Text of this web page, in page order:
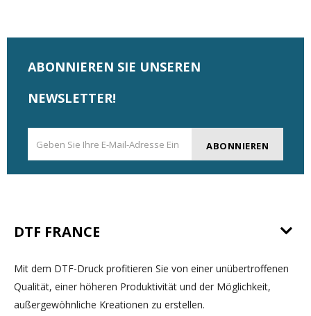
ABONNIEREN SIE UNSEREN
NEWSLETTER!
ABONNIEREN
DTF FRANCE
Mit dem DTF-Druck profitieren Sie von einer unübertroffenen
Qualität, einer höheren Produktivität und der Möglichkeit,
außergewöhnliche Kreationen zu erstellen.